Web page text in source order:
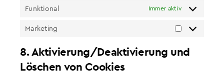
Funktional Immer aktiv
Marketing Marketing
8. Aktivierung/Deaktivierung und
Löschen von Cookies